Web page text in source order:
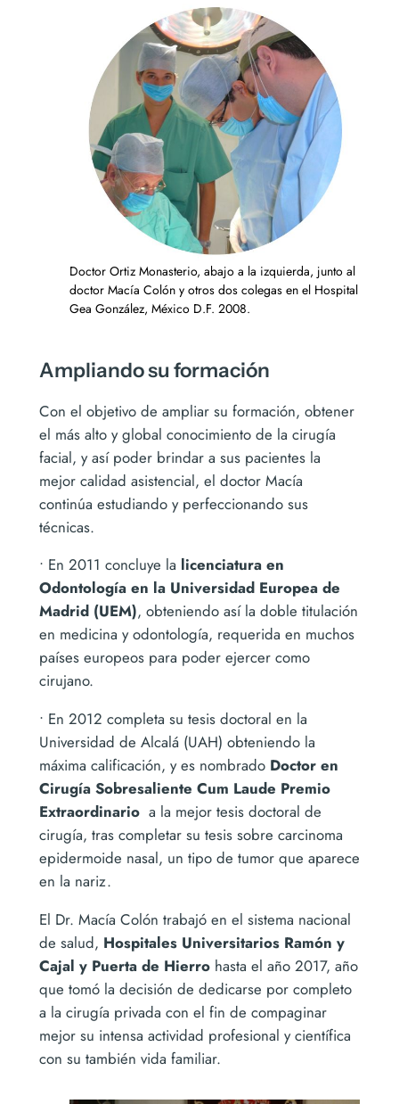
Doctor Ortiz Monasterio, abajo a la izquierda, junto al
doctor Macía Colón y otros dos colegas en el Hospital
Gea González, México D.F. 2008.
Ampliando su formación
Con el objetivo de ampliar su formación, obtener
el más alto y global conocimiento de la cirugía
facial, y así poder brindar a sus pacientes la
mejor calidad asistencial, el doctor Macía
continúa estudiando y perfeccionando sus
técnicas.
• En 2011 concluye la licenciatura en
Odontología en la Universidad Europea de
Madrid (UEM), obteniendo así la doble titulación
en medicina y odontología, requerida en muchos
países europeos para poder ejercer como
cirujano.
• En 2012 completa su tesis doctoral en la
Universidad de Alcalá (UAH) obteniendo la
máxima calificación, y es nombrado Doctor en
Cirugía Sobresaliente Cum Laude Premio
Extraordinarioa la mejor tesis doctoral de
cirugía, tras completar su tesis sobre carcinoma
epidermoide nasal, un tipo de tumor que aparece
en la nariz.
El Dr. Macía Colón trabajó en el sistema nacional
de salud, Hospitales Universitarios Ramón y
Cajal y Puerta de Hierrohasta el año 2017, año
que tomó la decisión de dedicarse por completo
a la cirugía privada con el fin de compaginar
mejor su intensa actividad profesional y científica
con su también vida familiar.